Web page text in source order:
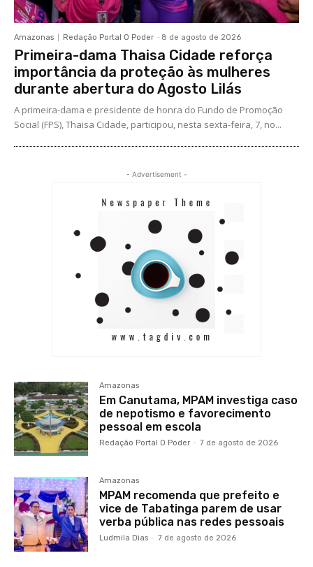
Amazonas Redação Portal O Poder - 8 de agosto de 2026
Primeira-dama Thaisa Cidade reforça
importância da proteção às mulheres
durante abertura do Agosto Lilás
A primeira-dama e presidente de honra do Fundo de Promoção
Social (FPS), Thaisa Cidade, participou, nesta sexta-feira, 7, no...
- Advertisement -
Amazonas
Em Canutama, MPAM investiga caso
de nepotismo e favorecimento
pessoal em escola
Redação Portal O Poder - 7 de agosto de 2026
Amazonas
MPAM recomenda que prefeito e
vice de Tabatinga parem de usar
verba pública nas redes pessoais
Ludmila Dias - 7 de agosto de 2026